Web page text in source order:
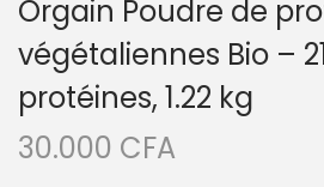
Orgain Poudre de
végétaliennes Bio –
protéines, 1.22 kg
30.000 CFA